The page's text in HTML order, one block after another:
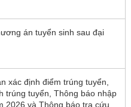
án tuyển sinh sau đại
xác định điểm trúng tuyển,
trúng tuyển, Thông báo nhập
2026 và Thông báo tra cứu